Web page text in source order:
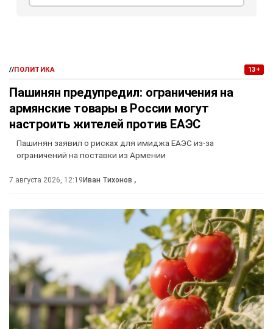
//ПОЛИТИКА 13+
Пашинян предупредил: ограничения на
армянские товары в России могут
настроить жителей против ЕАЭС
Пашинян заявил о рисках для имиджа ЕАЭС из-за
ограничений на поставки из Армении
7 августа 2026, 12:19 Иван Тихонов ,